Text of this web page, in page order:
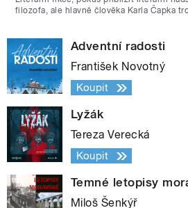
filozofa, ale hlavně člověka Karla Čapka
Adventní radosti
František Novotný
Koupit
Lyžák
Tereza Verecká
Koupit
Temné letopisy
Miloš Šenkýř